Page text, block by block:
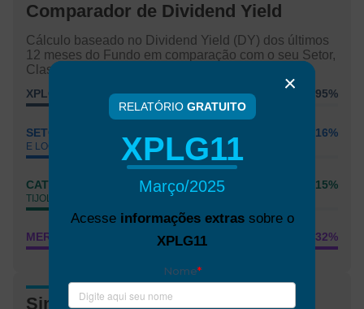
RELATÓRIO GRATUITO
XPLG11
Março/2025
Acesse informações extrassobre o
XPLG11
Comparador de Dividend Yield
Cálculo baseado no Dividend Yield (DY) dos últimos
12 meses do Fundo em comparação com o seu Setor,
Classificação e com o Mercado.
XPLG11 8,95%
SETOR
E LOGÍSTICOS
10,16%
CATEGORIA
FUNDO DE
TIJOLO
10,15%
MERCADO 12,32%
Simulador de Dividendos XPLG11